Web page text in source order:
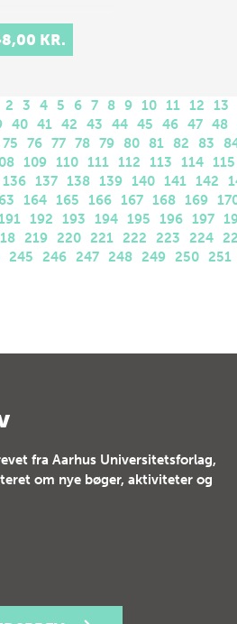
KR.
2 3 4 5 6 7 8 9 10 11 12 13
40 41 42 43 44 45 46 47 48
75 76 77 78 79 80 81 82 83
109 110 111 112 113 114 115
136 137 138 139 140 141 142
164 165 166 167 168 169
192 193 194 195 196 197
219 220 221 222 223 224
245 246 247 248 249 250 251
fra Aarhus Universitetsforlag,
om nye bøger, aktiviteter og